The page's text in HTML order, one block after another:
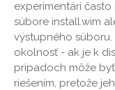
experimentári
súbore install.wim
výstupného
okolnosť - ak je k
prípadoch môže
riešením, pretože